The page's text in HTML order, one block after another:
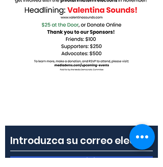
Suscribir